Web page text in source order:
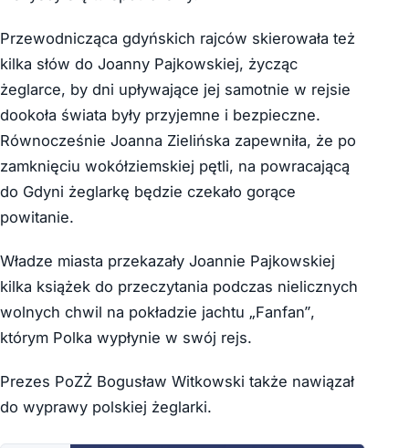
Przewodnicząca gdyńskich rajców skierowała też
kilka słów do Joanny Pajkowskiej, życząc
żeglarce, by dni upływające jej samotnie w rejsie
dookoła świata były przyjemne i bezpieczne.
Równocześnie Joanna Zielińska zapewniła, że po
zamknięciu wokółziemskiej pętli, na powracającą
do Gdyni żeglarkę będzie czekało gorące
powitanie.
Władze miasta przekazały Joannie Pajkowskiej
kilka książek do przeczytania podczas nielicznych
wolnych chwil na pokładzie jachtu „Fanfan”,
którym Polka wypłynie w swój rejs.
Prezes PoZŻ Bogusław Witkowski także nawiązał
do wyprawy polskiej żeglarki.